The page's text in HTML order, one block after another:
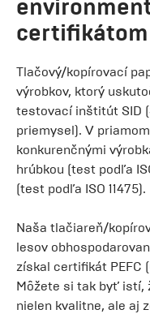
certifikátom
Tlačový/kopírovací
výrobkov, ktorý
testovací inštitút SID
priemysel). V
konkurenčnými
hrúbkou (test podľa
(test podľa ISO 11475).
Naša tlačiareň/
lesov
získal certifikát PEFC
Môžete si tak byť istí,
nielen kvalitne, ale aj